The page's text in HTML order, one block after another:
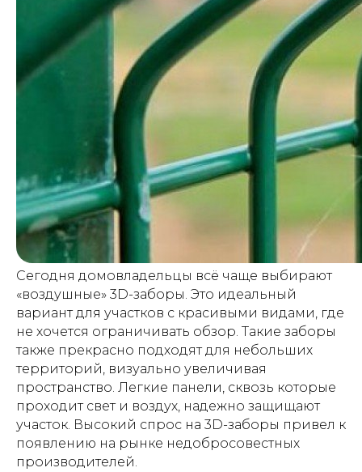
Сегодня домовладельцы всё чаще выбирают
«воздушные» 3D-заборы. Это идеальный
вариант для участков с красивыми видами, где
не хочется ограничивать обзор. Такие заборы
также прекрасно подходят для небольших
территорий, визуально увеличивая
пространство. Легкие панели, сквозь которые
проходит свет и воздух, надежно защищают
участок. Высокий спрос на 3D-заборы привел к
появлению на рынке недобросовестных
производителей.